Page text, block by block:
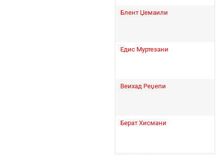
Блент Џемаили
Едис Муртезани
Веихад Реџепи
Берат Хисмани